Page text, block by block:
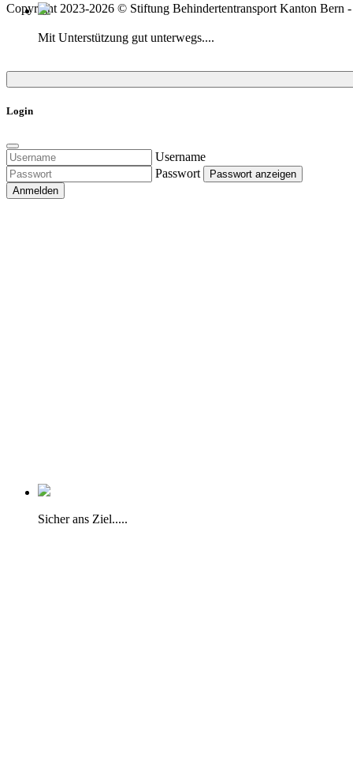
Mit Unterstützung gut unterwegs....
Sicher ans Ziel.....
Copyright 2023-2026 © Stiftung Behindertentransport Kanton Bern
Login
Username
Passwort
Passwort anzeigen
Anmelden